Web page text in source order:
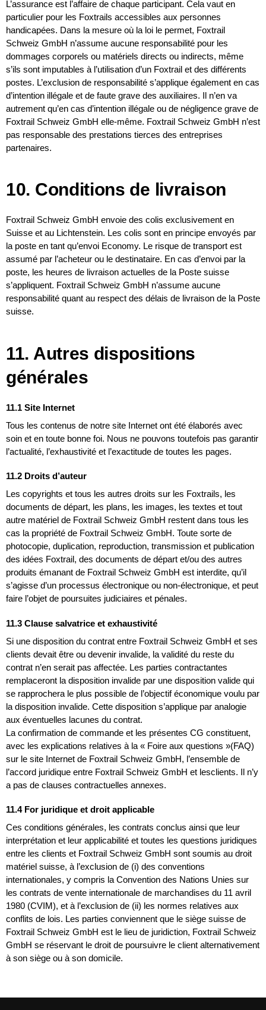
L’assurance est l’affaire de chaque participant. Cela vaut en
particulier pour les Foxtrails accessibles aux personnes
handicapées. Dans la mesure où la loi le permet, Foxtrail
Schweiz GmbH n’assume aucune responsabilité pour les
dommages corporels ou matériels directs ou indirects, même
s’ils sont imputables à l’utilisation d’un Foxtrail et des différents
postes. L’exclusion de responsabilité s’applique également en cas
d’intention illégale et de faute grave des auxiliaires. Il n’en va
autrement qu’en cas d’intention illégale ou de négligence grave de
Foxtrail Schweiz GmbH elle-même. Foxtrail Schweiz GmbH n’est
pas responsable des prestations tierces des entreprises
partenaires.
10. Conditions de livraison
Foxtrail Schweiz GmbH envoie des colis exclusivement en
Suisse et au Lichtenstein. Les colis sont en principe envoyés par
la poste en tant qu’envoi Economy. Le risque de transport est
assumé par l’acheteur ou le destinataire. En cas d’envoi par la
poste, les heures de livraison actuelles de la Poste suisse
s’appliquent. Foxtrail Schweiz GmbH n’assume aucune
responsabilité quant au respect des délais de livraison de la Poste
suisse.
11. Autres dispositions
générales
11.1 Site Internet
Tous les contenus de notre site Internet ont été élaborés avec
soin et en toute bonne foi. Nous ne pouvons toutefois pas garantir
l’actualité, l’exhaustivité et l’exactitude de toutes les pages.
11.2 Droits d’auteur
Les copyrights et tous les autres droits sur les Foxtrails, les
documents de départ, les plans, les images, les textes et tout
autre matériel de Foxtrail Schweiz GmbH restent dans tous les
cas la propriété de Foxtrail Schweiz GmbH. Toute sorte de
photocopie, duplication, reproduction, transmission et publication
des idées Foxtrail, des documents de départ et/ou des autres
produits émanant de Foxtrail Schweiz GmbH est interdite, qu’il
s’agisse d’un processus électronique ou non-électronique, et peut
faire l’objet de poursuites judiciaires et pénales.
11.3 Clause salvatrice et exhaustivité
Si une disposition du contrat entre Foxtrail Schweiz GmbH et ses
clients devait être ou devenir invalide, la validité du reste du
contrat n’en serait pas affectée. Les parties contractantes
remplaceront la disposition invalide par une disposition valide qui
se rapprochera le plus possible de l’objectif économique voulu par
la disposition invalide. Cette disposition s’applique par analogie
aux éventuelles lacunes du contrat.
La confirmation de commande et les présentes CG constituent,
avec les explications relatives à la « Foire aux questions »(FAQ)
sur le site Internet de Foxtrail Schweiz GmbH, l’ensemble de
l’accord juridique entre Foxtrail Schweiz GmbH et lesclients. Il n’y
a pas de clauses contractuelles annexes.
11.4 For juridique et droit applicable
Ces conditions générales, les contrats conclus ainsi que leur
interprétation et leur applicabilité et toutes les questions juridiques
entre les clients et Foxtrail Schweiz GmbH sont soumis au droit
matériel suisse, à l’exclusion de (i) des conventions
internationales, y compris la Convention des Nations Unies sur
les contrats de vente internationale de marchandises du 11 avril
1980 (CVIM), et à l’exclusion de (ii) les normes relatives aux
conflits de lois. Les parties conviennent que le siège suisse de
Foxtrail Schweiz GmbH est le lieu de juridiction, Foxtrail Schweiz
GmbH se réservant le droit de poursuivre le client alternativement
à son siège ou à son domicile.